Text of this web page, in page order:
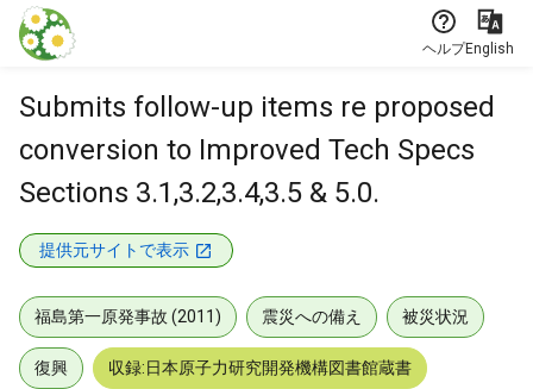
本文に飛ぶ
ヘルプEnglish
Submits follow-up items re proposed
conversion to Improved Tech Specs
Sections 3.1,3.2,3.4,3.5 & 5.0.
提供元サイトで表示
福島第一原発事故 (2011) 震災への備え 被災状況
復興 収録:日本原子力研究開発機構図書館蔵書